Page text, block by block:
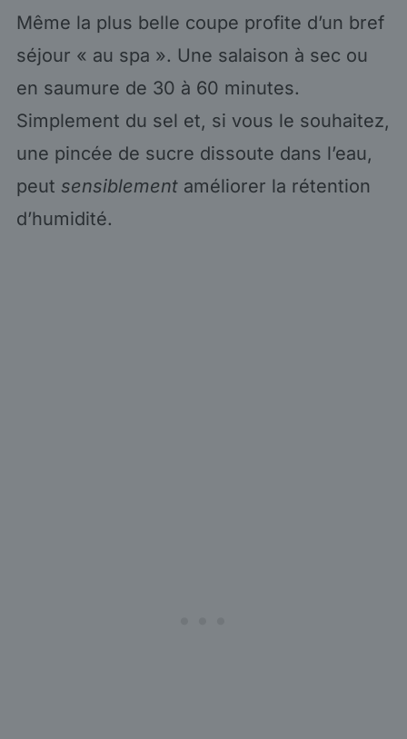
Même la plus belle coupe profite d’un bref
séjour « au spa ». Une salaison à sec ou
en saumure de 30 à 60 minutes.
Simplement du sel et, si vous le souhaitez,
une pincée de sucre dissoute dans l’eau,
peut sensiblementaméliorer la rétention
d’humidité.